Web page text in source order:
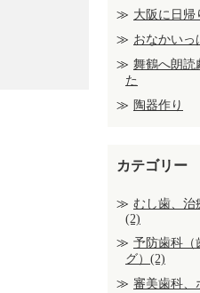
大阪に日帰
おなかいっ
舞鶴へ朗読
た
陶器作り
カテゴリー
むし歯、治
(2)
予防歯科（
グ）(2)
審美歯科、